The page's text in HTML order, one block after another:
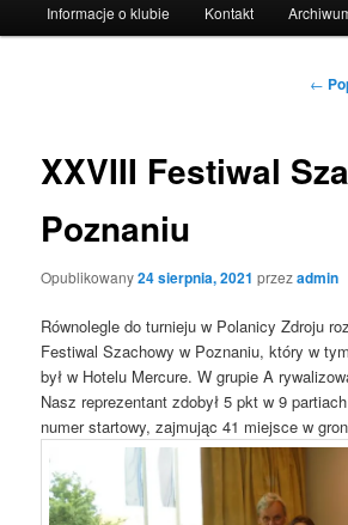
Informacje o klubie Kontakt
←
XXVIII Festiwal
Poznaniu
Opublikowany24 sierpnia, 2021 przezadmin
Równolegle do turnieju w Polanicy Zdroju
Festiwal Szachowy w Poznaniu, który w
był w Hotelu Mercure. W grupie A
Nasz reprezentant zdobył 5 pkt w 9
numer startowy, zajmując 41 miejsce w